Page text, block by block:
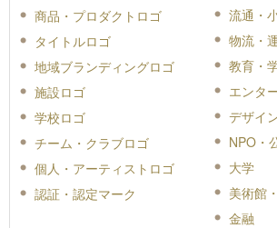
商品・プロダクトロゴ
タイトルロゴ
地域ブランディングロゴ
施設ロゴ
学校ロゴ
チーム・クラブロゴ
個人・アーティストロゴ
認証・認定マーク
流通・
物流・
教育・
エンタ
デザイ
NPO・
大学
美術館
金融